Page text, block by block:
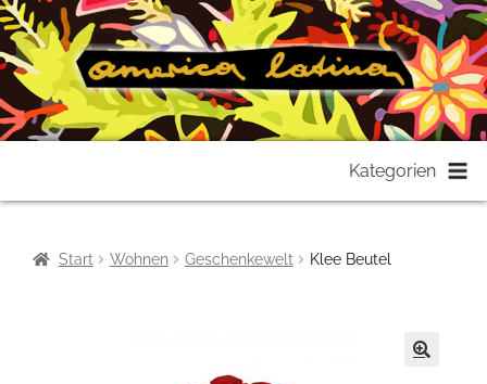
springen
springen
Kategorien
Start Wohnen Geschenkewelt Klee Beutel